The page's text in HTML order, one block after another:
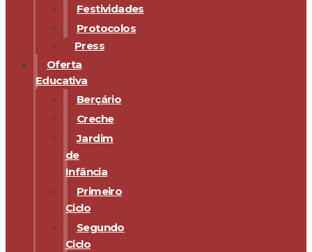
Festividades
Protocolos
Press
Oferta
Educativa
Berçário
Creche
Jardim
de
Infância
Primeiro
Ciclo
Segundo
Ciclo